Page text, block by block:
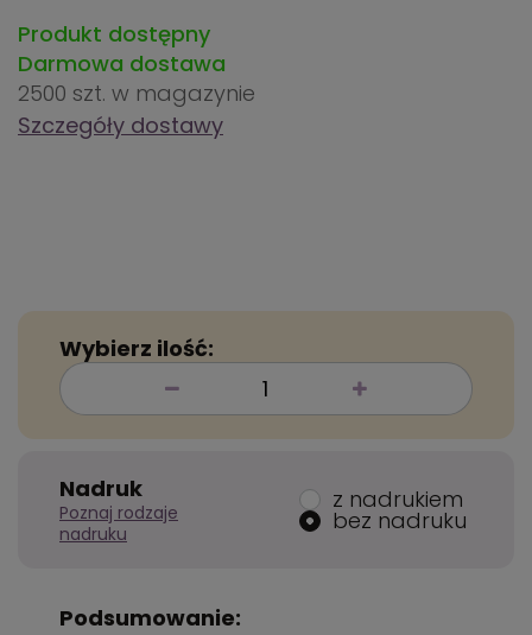
Produkt dostępny
Darmowa dostawa
2500 szt. w magazynie
Szczegóły dostawy
Wybierz ilość:
Nadruk
Poznaj rodzaje
nadruku
z nadrukiem
bez nadruku
Podsumowanie: